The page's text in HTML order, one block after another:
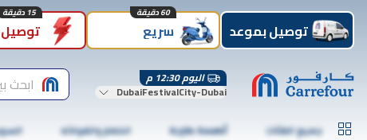
توصيل بموعد سريع
60 دقيقة 15 دقيقة
اليوم 12:30 م
DubaiFestivalCity-Dubai ابحث
جميع الفئات أطعمة طازجة الخضار والفواكه